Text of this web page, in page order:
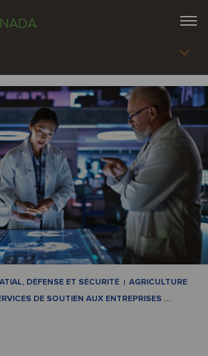
DÉFENSE ET SÉCURITÉ
AGRICULTURE
DE SOUTIEN AUX ENTREPRISES …